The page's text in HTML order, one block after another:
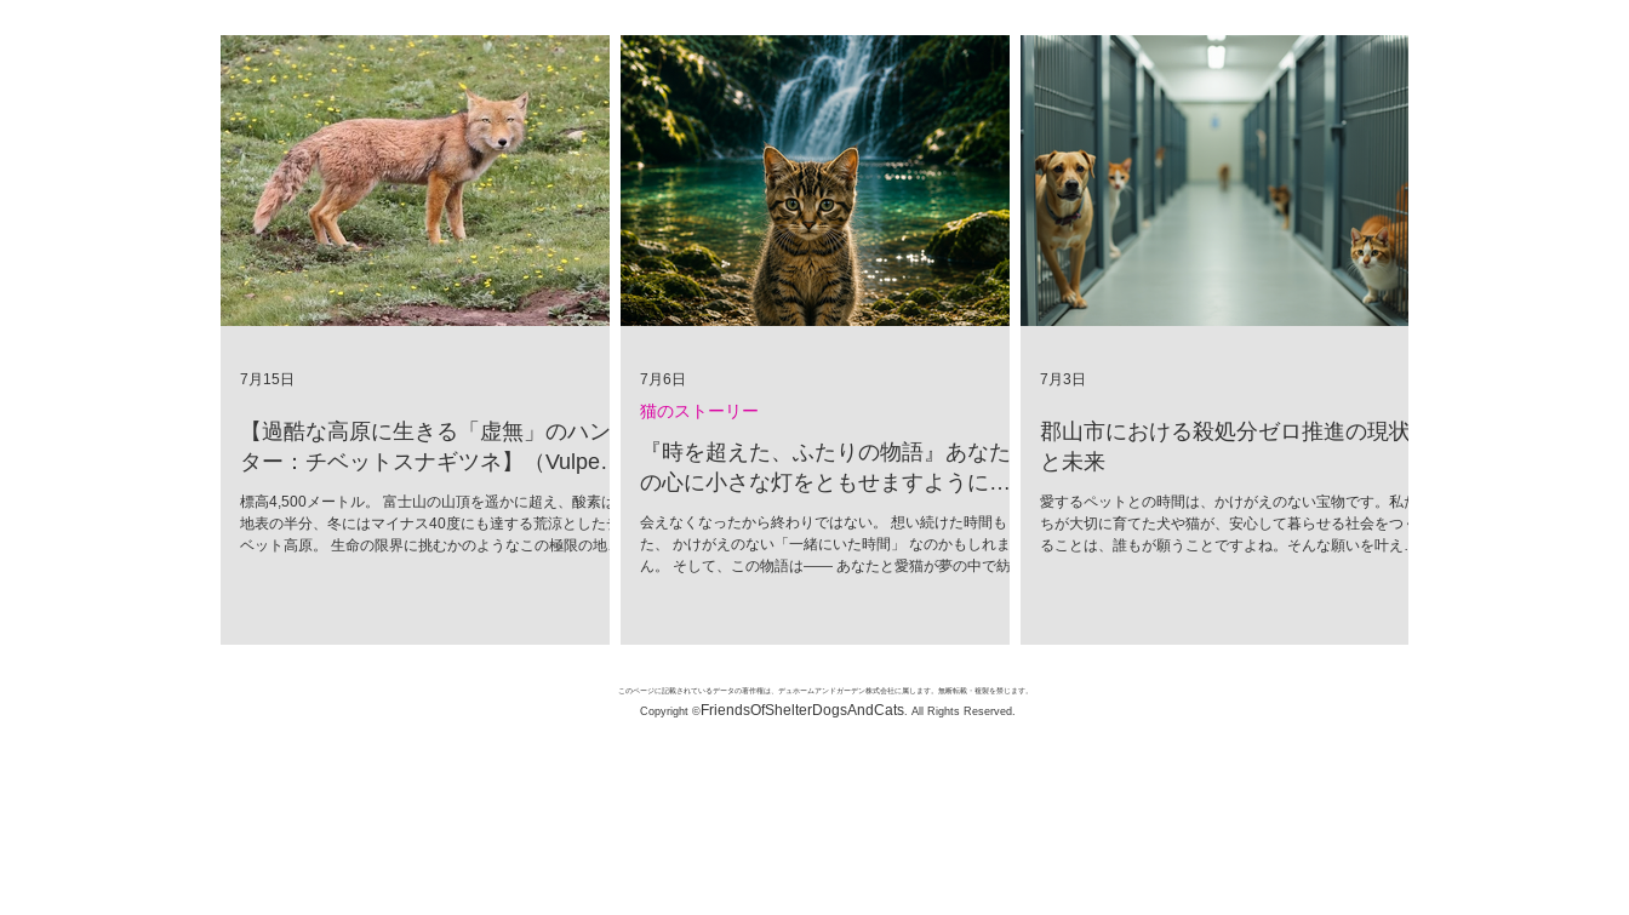
【過酷な高原に生きる「虚無」のハン
ター：チベットスナギツネ】（Vulpes
ferrilata）
標高4,500メートル。 富士山の山頂を遥かに超え、酸素は
地表の半分、冬にはマイナス40度にも達する荒涼としたチ
ベット高原。 生命の限界に挑むかのようなこの極限の地
の究極のデザイン」なのです。 特徴的な四角い顔は、決し
7月15日
『時を超えた、ふたりの物語』あなた
の心に小さな灯をともせますように。
Time began to flow again
会えなくなったから終わりではない。 想い続けた時間もま
た、 かけがえのない「一緒にいた時間」 なのかもしれませ
ん。 そして、この物語は―― あなたと愛猫が夢の中で紡い
猫のストーリー
7月6日
郡山市における殺処分ゼロ推進の現状
と未来
愛するペットとの時間は、かけがえのない宝物です。私た
ちが大切に育てた犬や猫が、安心して暮らせる社会をつく
ることは、誰もが願うことですよね。そんな願いを叶える
7月3日
このページに記載されているデータの著作権は、デュホームアンドガーデン株式会社に属します。無断転載・複製を禁じます。
Copyright ©FriendsOfShelterDogsAndCats. All Rights Reserved.